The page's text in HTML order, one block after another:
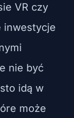
VR czy
inwestycje
nie być
idą w
może